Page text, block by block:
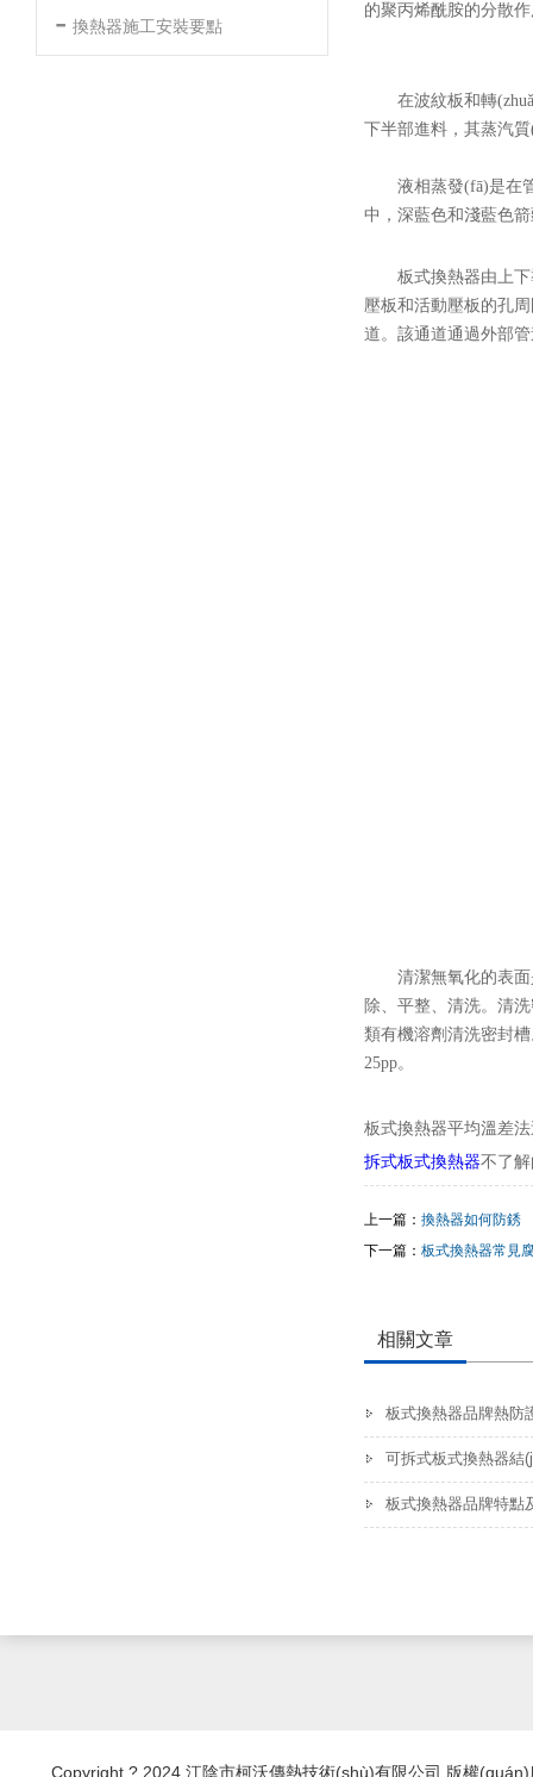
- 換熱器施工安裝要點
的聚丙烯酰胺的分散作
在波紋板和轉
下半部進料，其蒸汽質
液相蒸發(fā)是在管
中，深藍色和淺藍色箭
板式換熱器由上下
壓板和活動壓板的孔周
道。該通道通過外部
清潔無氧化的表面
除、平整、清洗
類有機溶劑清洗密封槽
25pp。
板式換熱器平均溫差法
拆式板式換熱器不了
上一篇： 換熱器如何防銹
下一篇： 板式換熱器常見
相關文章
板式換熱器品牌熱防
可拆式板式換熱器結
板式換熱器品牌特點
Copyright ? 2024 江陰市柯沃傳熱技術(shù)有限公司 版權